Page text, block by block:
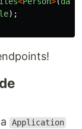
);
Application